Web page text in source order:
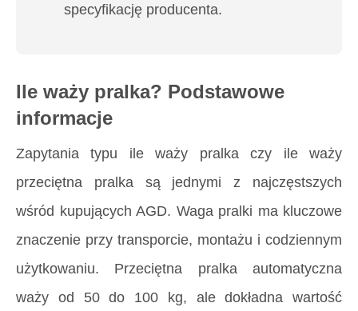
specyfikację producenta.
Ile waży pralka? Podstawowe
informacje
Zapytania typu ile waży pralkaczy ile waży
przeciętna pralkasą jednymi z najczęstszych
wśród kupujących AGD. Waga pralki ma kluczowe
znaczenie przy transporcie, montażu i codziennym
użytkowaniu. Przeciętna pralka automatyczna
waży od 50 do 100 kg, ale dokładna wartość